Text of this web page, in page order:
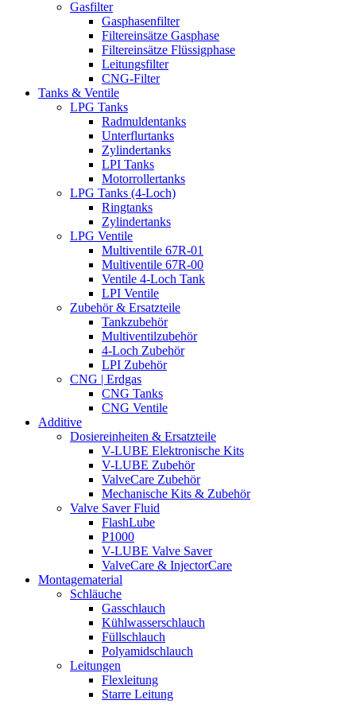
Gasfilter
Gasphasenfilter
Filtereinsätze Gasphase
Filtereinsätze Flüssigphase
Leitungsfilter
CNG-Filter
Tanks & Ventile
LPG Tanks
Radmuldentanks
Unterflurtanks
Zylindertanks
LPI Tanks
Motorrollertanks
LPG Tanks (4-Loch)
Ringtanks
Zylindertanks
LPG Ventile
Multiventile 67R-01
Multiventile 67R-00
Ventile 4-Loch Tank
LPI Ventile
Zubehör & Ersatzteile
Tankzubehör
Multiventilzubehör
4-Loch Zubehör
LPI Zubehör
CNG | Erdgas
CNG Tanks
CNG Ventile
Additive
Dosiereinheiten & Ersatzteile
V-LUBE Elektronische Kits
V-LUBE Zubehör
ValveCare Zubehör
Mechanische Kits & Zubehör
Valve Saver Fluid
FlashLube
P1000
V-LUBE Valve Saver
ValveCare & InjectorCare
Montagematerial
Schläuche
Gasschlauch
Kühlwasserschlauch
Füllschlauch
Polyamidschlauch
Leitungen
Flexleitung
Starre Leitung